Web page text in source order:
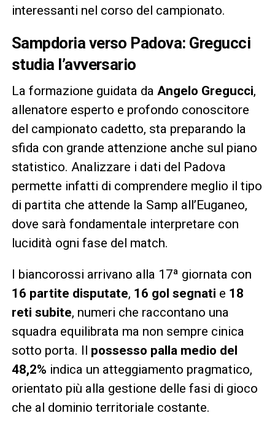
interessanti nel corso del campionato.
Sampdoria verso Padova: Gregucci
studia l’avversario
La formazione guidata da Angelo Gregucci,
allenatore esperto e profondo conoscitore
del campionato cadetto, sta preparando la
sfida con grande attenzione anche sul piano
statistico. Analizzare i dati del Padova
permette infatti di comprendere meglio il tipo
di partita che attende la Samp all’Euganeo,
dove sarà fondamentale interpretare con
lucidità ogni fase del match.
I biancorossi arrivano alla 17ª giornata con
16 partite disputate, 16 gol segnati e 18
reti subite, numeri che raccontano una
squadra equilibrata ma non sempre cinica
sotto porta. Il possesso palla medio del
48,2% indica un atteggiamento pragmatico,
orientato più alla gestione delle fasi di gioco
che al dominio territoriale costante.